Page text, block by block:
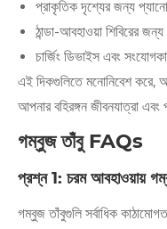
প্রাকৃতিক দৃশ্যের জন্য
ঠান্ডা-আবহাওয়া শিবিরের
চার্জিং ডিভাইস এবং
এই দিকগুলিতে মনোনিবেশ করে,
আপনার বহিরঙ্গন জীবনযাত্রা
গম্বুজ তাঁবু FAQs
প্রশ্ন 1: চরম আবহাওয়ায়
গম্বুজ তাঁবুগুলি সর্বাধিক